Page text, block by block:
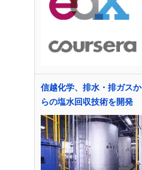
信越化学、排水・排ガスか
らの塩水回収技術を開発